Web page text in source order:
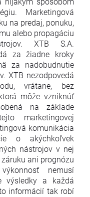
Marketingová
na predaj, ponuku,
alebo propagáciu
XTB S.A.
za žiadne kroky
za nadobudnutie
XTB nezodpovedá
vrátane, bez
môže vzniknúť
na základe
marketingovej
komunikácia
o akýchkoľvek
nástrojov v nej
ani prognózu
nemusí
výsledky a každá
informácií tak robí